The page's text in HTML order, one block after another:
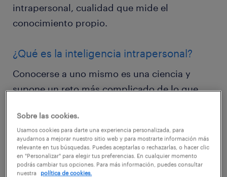
intrapersonal, cualidad que mide el
conocimiento propio.
¿Qué es la inteligencia intrapersonal?
Conocerse a uno mismo es una ciencia y
supone un reto más complicado de lo que
emociones propias adecuadamente, ser
capaz de potenciar las virtudes y minimizar
los defectos resulta muy valioso en el día a
día de cualquier persona.
Sobre las cookies.
Usamos cookies para darte una experiencia personalizada, para
ayudarnos a mejorar nuestro sitio web y para mostrarte información más
relevante en tus búsquedas. Puedes aceptarlas o rechazarlas, o hacer clic
en "Personalizar" para elegir tus preferencias. En cualquier momento
podrás cambiar tus opciones. Para más información, puedes consultar
nuestra
política de cookies.